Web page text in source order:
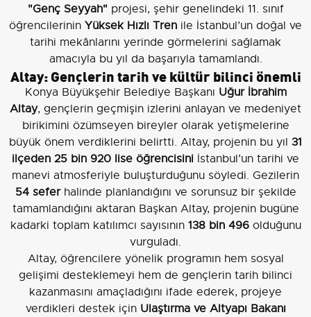
"Genç Seyyah"projesi, şehir genelindeki 11. sınıf
öğrencilerinin Yüksek Hızlı Tren ile İstanbul’un doğal ve
tarihi mekânlarını yerinde görmelerini sağlamak
amacıyla bu yıl da başarıyla tamamlandı.
Altay: Gençlerin tarih ve kültür bilinci önemli
Konya Büyükşehir Belediye Başkanı Uğur İbrahim
Altay, gençlerin geçmişin izlerini anlayan ve medeniyet
birikimini özümseyen bireyler olarak yetişmelerine
büyük önem verdiklerini belirtti. Altay, projenin bu yıl 31
ilçeden 25 bin 920 lise öğrencisini İstanbul’un tarihi ve
manevi atmosferiyle buluşturduğunu söyledi. Gezilerin
54 seferhalinde planlandığını ve sorunsuz bir şekilde
tamamlandığını aktaran Başkan Altay, projenin bugüne
kadarki toplam katılımcı sayısının 138 bin 496olduğunu
vurguladı.
Altay, öğrencilere yönelik programın hem sosyal
gelişimi desteklemeyi hem de gençlerin tarih bilinci
kazanmasını amaçladığını ifade ederek, projeye
verdikleri destek için Ulaştırma ve Altyapı Bakanı